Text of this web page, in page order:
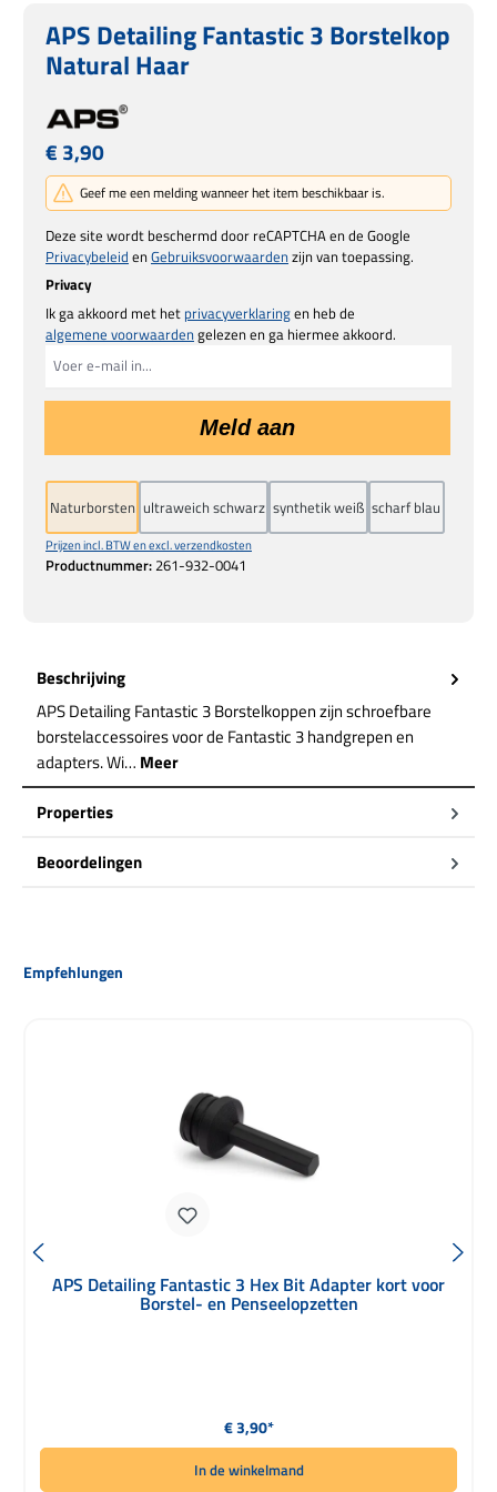
APS Detailing Fantastic 3 Borstelkop
Natural Haar
Normale prijs:
€ 3,90
Prijzen incl. BTW en excl. verzendkosten
Productnummer:261-932-0041
Geef me een melding wanneer het item beschikbaar is.
Deze site wordt beschermd door reCAPTCHA en de Google
Privacybeleid enGebruiksvoorwaardenzijn van toepassing.
Privacy
Ik ga akkoord met het privacyverklaringen heb de
algemene voorwaardengelezen en ga hiermee akkoord.
Meld aan
Naturborsten ultraweich schwarz synthetik weiß scharf blau
Beschrijving
APS Detailing Fantastic 3 Borstelkoppen zijn schroefbare
borstelaccessoires voor de Fantastic 3 handgrepen en
adapters. Wi… Meer
Properties
Beoordelingen
Productgalerij overslaan
Empfehlungen
APS Detailing Fantastic 3 Hex Bit Adapter kort voor
Borstel- en Penseelopzetten
Normale prijs:
€ 3,90*
In de winkelmand